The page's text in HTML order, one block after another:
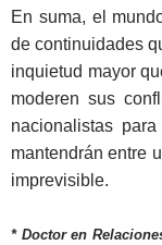
En suma, el
de continuidades
inquietud mayor
moderen sus
nacionalistas
mantendrán entre
imprevisible.
* Doctor en